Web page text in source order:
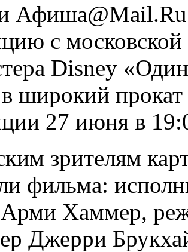
Афиша@Mail.Ru
c
Disney
широкий
27 июня в
зрителям
фильма:
Хаммер,
Джерри